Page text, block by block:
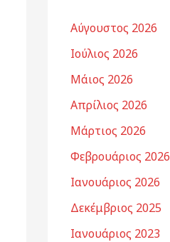
Αύγουστος 2026
Ιούλιος 2026
Μάιος 2026
Απρίλιος 2026
Μάρτιος 2026
Φεβρουάριος 2026
Ιανουάριος 2026
Δεκέμβριος 2025
Ιανουάριος 2023